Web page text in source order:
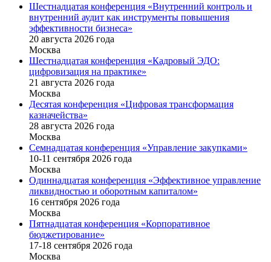
Шестнадцатая конференция «Внутренний контроль и
внутренний аудит как инструменты повышения
эффективности бизнеса»
20 августа 2026 года
Москва
Шестнадцатая конференция «Кадровый ЭДО:
цифровизация на практике»
21 августа 2026 года
Москва
Десятая конференция «Цифровая трансформация
казначейства»
28 августа 2026 года
Москва
Семнадцатая конференция «Управление закупками»
10-11 сентября 2026 года
Москва
Одиннадцатая конференция «Эффективное управление
ликвидностью и оборотным капиталом»
16 cентября 2026 года
Москва
Пятнадцатая конференция «Корпоративное
бюджетирование»
17-18 сентября 2026 года
Москва